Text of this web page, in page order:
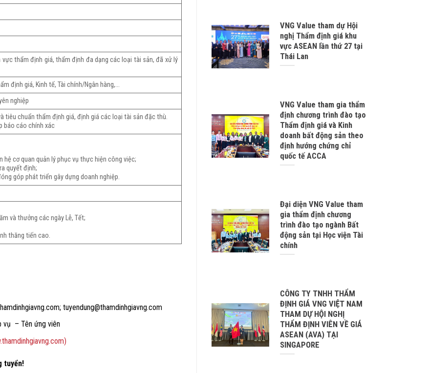
thẩm định giá, thẩm định đa dạng các loại tài sản, đã xử lý
định giá, Kinh tế, Tài chính/Ngân hàng,…
nghiệp
tiêu chuẩn thẩm định giá, định giá các loại tài sản đặc thù.
báo cáo chính xác
hệ cơ quan quản lý phục vụ thực hiện công việc;
quyết định;
góp phát triển gây dựng doanh nghiệp.
và thưởng các ngày Lễ, Tết;
thăng tiến cao.
tuyendung@thamdinhgiavng.com
vụ – Tên ứng viên
tuyển!
VNG Value tham dự Hội
nghị Thẩm định giá khu
vực ASEAN lần thứ 27 tại
Thái Lan
VNG Value tham gia thẩm
định chương trình đào tạo
Thẩm định giá và Kinh
doanh bất động sản theo
định hướng chứng chỉ
quốc tế ACCA
Đại diện VNG Value tham
gia thẩm định chương
trình đào tạo ngành Bất
động sản tại Học viện Tài
chính
CÔNG TY TNHH THẨM
ĐỊNH GIÁ VNG VIỆT NAM
THAM DỰ HỘI NGHỊ
THẨM ĐỊNH VIÊN VỀ GIÁ
ASEAN (AVA) TẠI
SINGAPORE